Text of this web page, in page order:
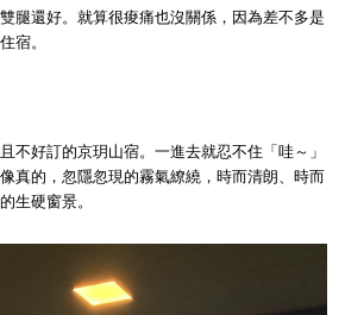
腿還好。就算很痠痛也沒關係，因為差不多是
宿。
不好訂的京玥山宿。一進去就忍不住「哇～」
真的，忽隱忽現的霧氣繚繞，時而清朗、時而
生硬窗景。